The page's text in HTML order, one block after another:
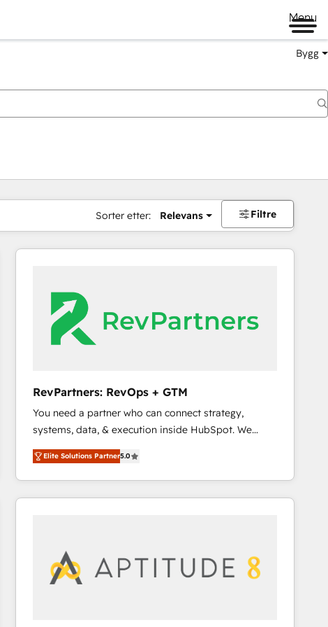
Menu
Bygg
Sorter etter: Relevans Filtre
RevPartners: RevOps + GTM
You need a partner who can connect strategy,
systems, data, & execution inside HubSpot. We
bridge the gap where most agencies fall short by
combining GTM strategy with technical execution to
solve the right problem with the right solution. As the
only firm in the world to hold Elite Partner
market execution. Why B2B Businesses Choose RP: -
Secure: Soc2 compliant 🛡️ - Pricing: Implementations
Elite Solutions Partner5.0